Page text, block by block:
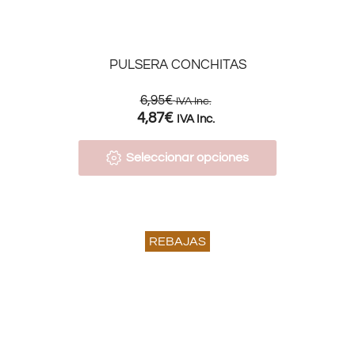
PULSERA CONCHITAS
6,95€ IVA Inc.
4,87€ IVA Inc.
Seleccionar opciones
REBAJAS